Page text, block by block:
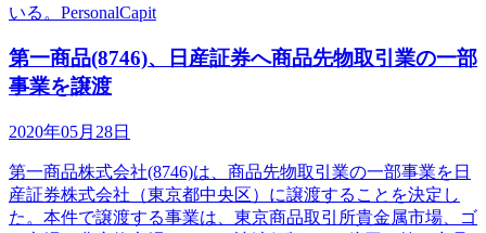
いる。PersonalCapit
第一商品(8746)、日産証券へ商品先物取引業の一部
事業を譲渡
2020年05月28日
第一商品株式会社(8746)は、商品先物取引業の一部事業を日
産証券株式会社（東京都中央区）に譲渡することを決定し
た。本件で譲渡する事業は、東京商品取引所貴金属市場、ゴ